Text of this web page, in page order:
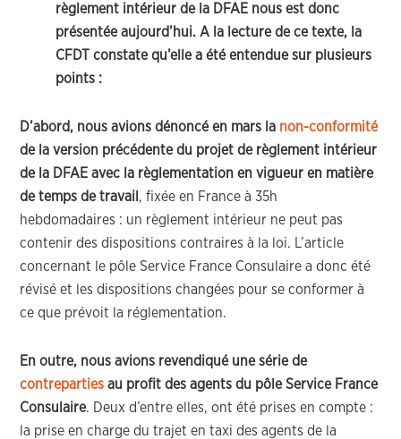
règlement intérieur de la DFAE nous est donc
présentée aujourd’hui. A la lecture de ce texte, la
CFDT constate qu’elle a été entendue sur plusieurs
points :
D’abord, nous avions dénoncé en mars la non-conformité
de la version précédente du projet de règlement intérieur
de la DFAE avec la règlementation en vigueur en matière
de temps de travail , fixée en France à 35h
hebdomadaires : un règlement intérieur ne peut pas
contenir des dispositions contraires à la loi. L’article
concernant le pôle Service France Consulaire a donc été
révisé et les dispositions changées pour se conformer à
ce que prévoit la réglementation.
En outre, nous avions revendiqué une série de
contreparties au profit des agents du pôle Service France
Consulaire. Deux d’entre elles, ont été prises en compte :
la prise en charge du trajet en taxi des agents de la